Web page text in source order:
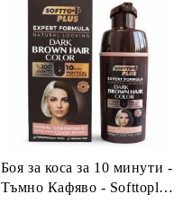
Боя за коса за 10 минути -
Тъмно Кафяво - Softtoplus